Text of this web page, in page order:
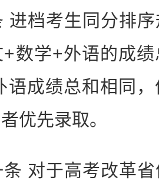
档考生同分排序
+数学+外语的成
语成绩总和相同
优先录取。
对于高考改革省